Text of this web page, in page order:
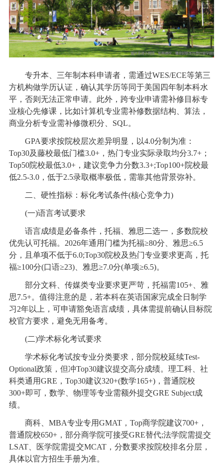
专升本、三年制本科申请者，需通过WES/ECE等第三
方机构做学历认证，确认其学历等同于美国四年制本科水
平，否则无法正常申请。此外，跨专业申请需补修目标专
业核心先修课，比如计算机专业需补修数据结构、算法，
商业分析专业需补修微积分、SQL。
GPA要求按院校层次差异明显，以4.0分制为准：
Top30及藤校最低门槛3.0+，热门专业实际录取均分3.7+；
Top50院校最低3.0+，建议竞争力分数3.3+;Top100+院校最
低2.5-3.0，低于2.5录取概率极低，需靠其他背景弥补。
二、硬性指标：标化考试条件(核心竞争力)
(一)语言考试要求
语言成绩是必备条件，托福、雅思二选一，多数院校
优先认可托福。2026年通用门槛为托福≥80分、雅思≥6.5
分，且单项不低于6.0;Top30院校及热门专业要求更高，托
福≥100分(口语≥23)、雅思≥7.0分(单项≥6.5)。
部分文科、传媒类专业要求更严苛，托福需105+、雅
思7.5+。值得注意的是，若本科在英语国家完成全日制学
习2年以上，可申请豁免语言成绩，具体需提前确认目标院
校官方要求，避免无用备考。
(二)学术标化考试要求
学术标化考试按专业分类要求，部分院校延续Test-
Optional政策，但冲Top30建议提交高分成绩。理工科、社
科类通用GRE，Top30建议320+(数学165+)，普通院校
300+即可，数学、物理等专业需额外提交GRE Subject成
绩。
商科、MBA专业专用GMAT，Top商学院建议700+，
普通院校650+，部分商学院可接受GRE替代;法学院需提交
LSAT、医学院需提交MCAT，分数要求按院校排名分层，
具体以官方招生手册为准。